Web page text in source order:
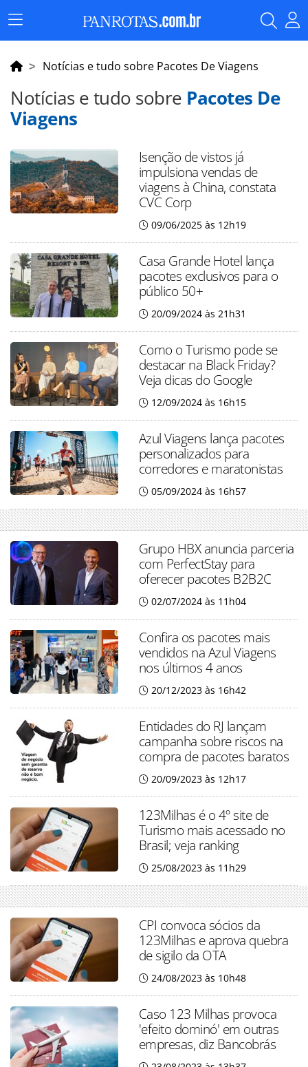
Menu
Principal
Notícias e tudo sobre Pacotes De Viagens
Notícias e tudo sobre Pacotes De
Viagens
Isenção de vistos já
impulsiona vendas de
viagens à China, constata
CVC Corp
09/06/2025 às 12h19
Casa Grande Hotel lança
pacotes exclusivos para o
público 50+
20/09/2024 às 21h31
Como o Turismo pode se
destacar na Black Friday?
Veja dicas do Google
12/09/2024 às 16h15
Azul Viagens lança pacotes
personalizados para
corredores e maratonistas
05/09/2024 às 16h57
Grupo HBX anuncia parceria
com PerfectStay para
oferecer pacotes B2B2C
02/07/2024 às 11h04
Confira os pacotes mais
vendidos na Azul Viagens
nos últimos 4 anos
20/12/2023 às 16h42
Entidades do RJ lançam
campanha sobre riscos na
compra de pacotes baratos
20/09/2023 às 12h17
123Milhas é o 4º site de
Turismo mais acessado no
Brasil; veja ranking
25/08/2023 às 11h29
CPI convoca sócios da
123Milhas e aprova quebra
de sigilo da OTA
24/08/2023 às 10h48
Caso 123 Milhas provoca
'efeito dominó' em outras
empresas, diz Bancobrás